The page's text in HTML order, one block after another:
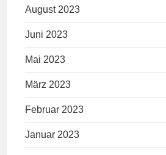
August 2023
Juni 2023
Mai 2023
März 2023
Februar 2023
Januar 2023